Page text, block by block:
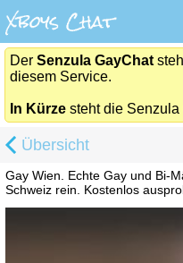
Der Senzula GayChat
diesem Service.
In Kürze steht die
Übersicht
Gay Wien. Echte Gay und Bi-
Schweiz rein. Kostenlos